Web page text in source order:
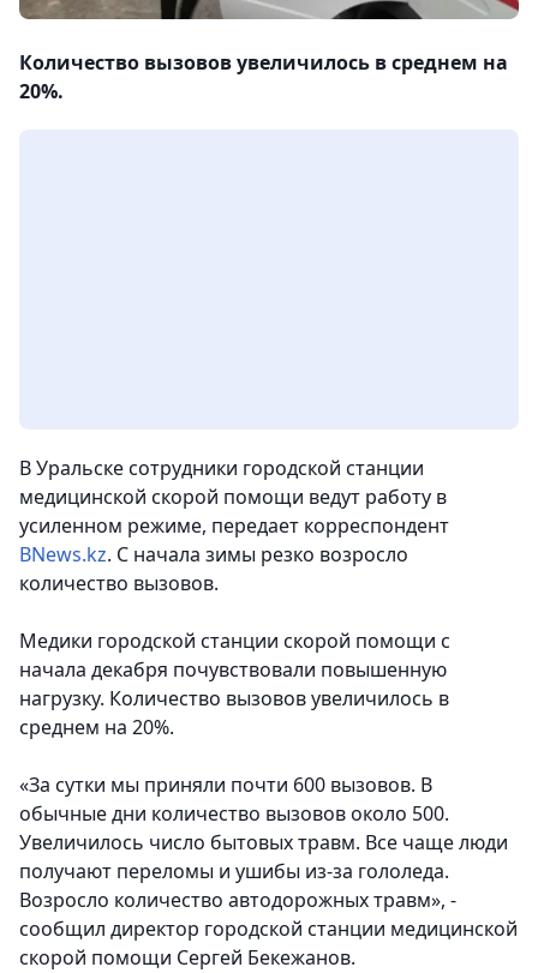
Количество вызовов увеличилось в среднем на
20%.
В Уральске сотрудники городской станции
медицинской скорой помощи ведут работу в
усиленном режиме, передает корреспондент
BNews.kz. С начала зимы резко возросло
количество вызовов.
Медики городской станции скорой помощи с
начала декабря почувствовали повышенную
нагрузку. Количество вызовов увеличилось в
среднем на 20%.
«За сутки мы приняли почти 600 вызовов. В
обычные дни количество вызовов около 500.
Увеличилось число бытовых травм. Все чаще люди
получают переломы и ушибы из-за гололеда.
Возросло количество автодорожных травм», -
сообщил директор городской станции медицинской
скорой помощи Сергей Бекежанов.